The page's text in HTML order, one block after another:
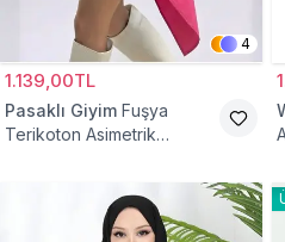
4
1.139,00TL
Pasaklı Giyim Fuşya
Terikoton Asimetrik